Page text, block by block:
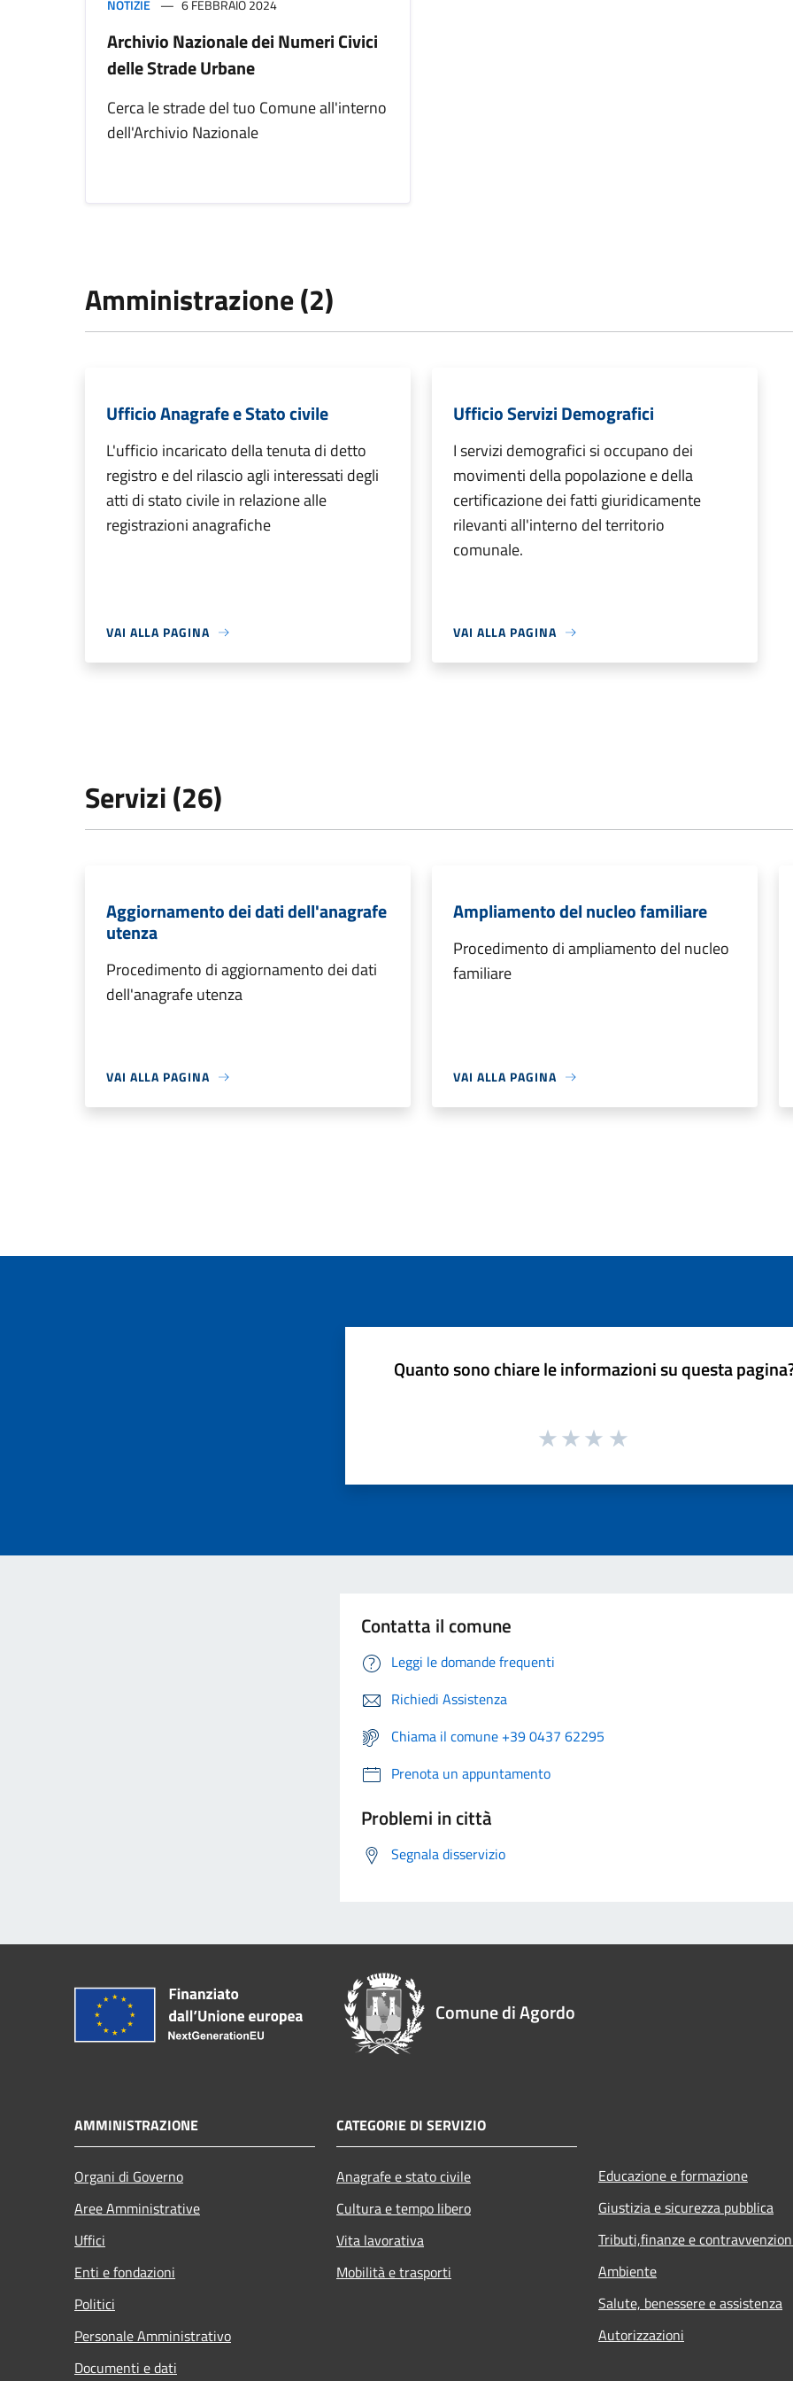
NOTIZIE 6 FEBBRAIO 2024
Archivio Nazionale dei Numeri Civici
delle Strade Urbane
Cerca le strade del tuo Comune all'interno
dell'Archivio Nazionale
Amministrazione (2)
Ufficio Anagrafe e Stato civile
L'ufficio incaricato della tenuta di detto
registro e del rilascio agli interessati degli
atti di stato civile in relazione alle
registrazioni anagrafiche
VAI ALLA PAGINA
Ufficio Servizi Demografici
I servizi demografici si occupano dei
movimenti della popolazione e della
certificazione dei fatti giuridicamente
rilevanti all'interno del territorio
comunale.
VAI ALLA PAGINA
Servizi (26)
Aggiornamento dei dati dell'anagrafe
utenza
Procedimento di aggiornamento dei dati
dell'anagrafe utenza
VAI ALLA PAGINA
Ampliamento del nucleo familiare
Procedimento di ampliamento del nucleo
familiare
VAI ALLA PAGINA
Quanto sono chiare le informazioni su questa
Contatta il comune
Leggi le domande frequenti
Richiedi Assistenza
Chiama il comune +39 0437 62295
Prenota un appuntamento
Problemi in città
Segnala disservizio
Comune di Agordo
AMMINISTRAZIONE
Organi di Governo
Aree Amministrative
Uffici
Enti e fondazioni
Politici
Personale Amministrativo
Documenti e dati
CATEGORIE DI SERVIZIO
Anagrafe e stato civile
Cultura e tempo libero
Vita lavorativa
Mobilità e trasporti
Educazione e formazione
Giustizia e sicurezza pubblica
Tributi,finanze e
Ambiente
Salute, benessere e assistenza
Autorizzazioni